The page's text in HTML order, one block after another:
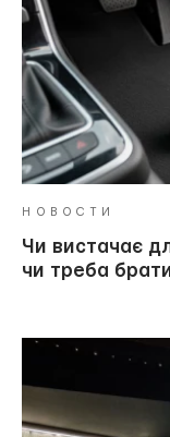
НОВОСТИ
Чи вистачає
чи треба